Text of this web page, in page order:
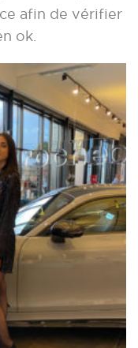
afin de vérifier
ok.